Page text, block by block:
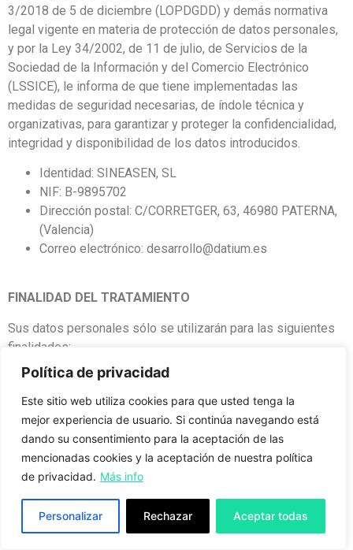
Política de privacidad
Este sitio web utiliza cookies para que usted tenga la
mejor experiencia de usuario. Si continúa navegando está
dando su consentimiento para la aceptación de las
mencionadas cookies y la aceptación de nuestra política
de privacidad. Más info
Personalizar Rechazar Aceptar todas
3/2018 de 5 de diciembre (LOPDGDD) y demás normativa
legal vigente en materia de protección de datos personales,
y por la Ley 34/2002, de 11 de julio, de Servicios de la
Sociedad de la Información y del Comercio Electrónico
(LSSICE), le informa de que tiene implementadas las
medidas de seguridad necesarias, de índole técnica y
organizativas, para garantizar y proteger la confidencialidad,
integridad y disponibilidad de los datos introducidos.
Identidad: SINEASEN, SL
NIF: B-9895702
Dirección postal: C/CORRETGER, 63, 46980 PATERNA,
(Valencia)
Correo electrónico: desarrollo@datium.es
FINALIDAD DEL TRATAMIENTO
Sus datos personales sólo se utilizarán para las siguientes
finalidades:
Realizar las gestiones comerciales y administrativas
necesarias con los usuarios de la web;
Remitir las comunicaciones comerciales publicitarias
por email, fax, SMS, MMS, comunidades sociales o
cualquiera otro medio electrónico o físico, en caso de
que el Usuario haya consentido expresamente al envío
mediante la suscripción de la NEWSLETTER;
Responder a las consultas y/o proporcionar